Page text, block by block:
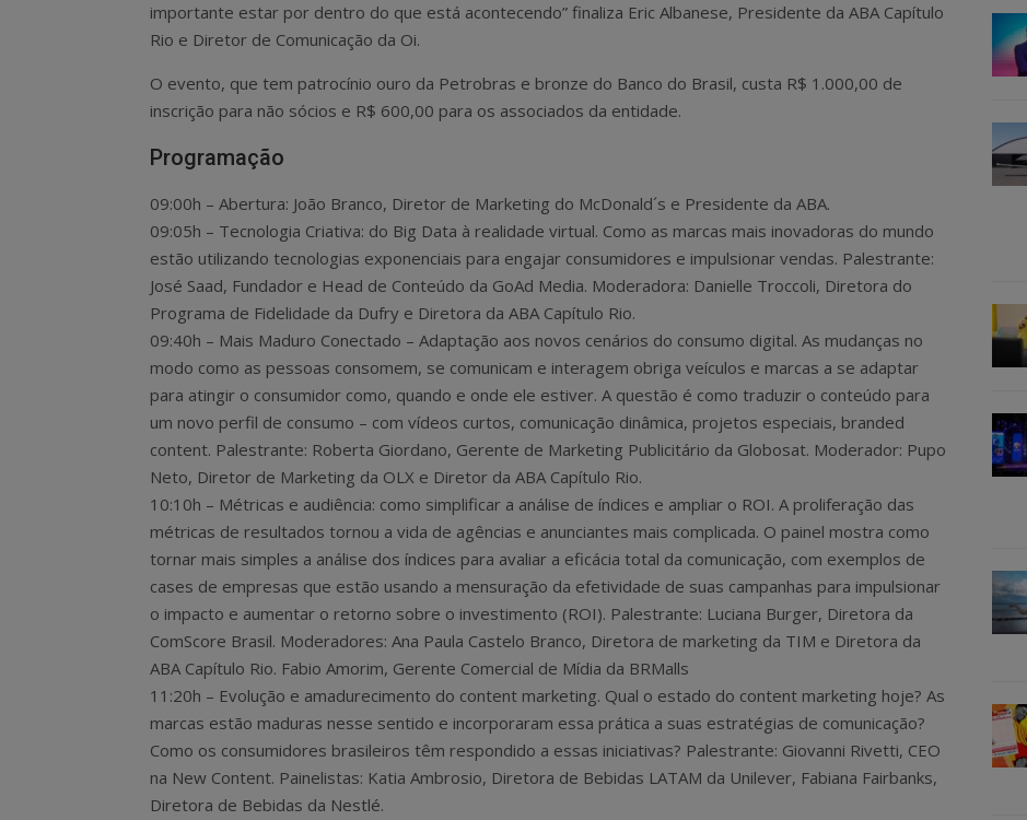
importante estar por dentro do que está acontecendo” finaliza Eric Albanese, Presidente da ABA Capítulo
Rio e Diretor de Comunicação da Oi.
O evento, que tem patrocínio ouro da Petrobras e bronze do Banco do Brasil, custa R$ 1.000,00 de
inscrição para não sócios e R$ 600,00 para os associados da entidade.
Programação
09:00h – Abertura: João Branco, Diretor de Marketing do McDonald´s e Presidente da ABA.
09:05h – Tecnologia Criativa: do Big Data à realidade virtual. Como as marcas mais inovadoras do mundo
estão utilizando tecnologias exponenciais para engajar consumidores e impulsionar vendas. Palestrante:
José Saad, Fundador e Head de Conteúdo da GoAd Media. Moderadora: Danielle Troccoli, Diretora do
Programa de Fidelidade da Dufry e Diretora da ABA Capítulo Rio.
09:40h – Mais Maduro Conectado – Adaptação aos novos cenários do consumo digital. As mudanças no
modo como as pessoas consomem, se comunicam e interagem obriga veículos e marcas a se adaptar
para atingir o consumidor como, quando e onde ele estiver. A questão é como traduzir o conteúdo para
um novo perfil de consumo – com vídeos curtos, comunicação dinâmica, projetos especiais, branded
content. Palestrante: Roberta Giordano, Gerente de Marketing Publicitário da Globosat. Moderador: Pupo
Neto, Diretor de Marketing da OLX e Diretor da ABA Capítulo Rio.
10:10h – Métricas e audiência: como simplificar a análise de índices e ampliar o ROI. A proliferação das
métricas de resultados tornou a vida de agências e anunciantes mais complicada. O painel mostra como
tornar mais simples a análise dos índices para avaliar a eficácia total da comunicação, com exemplos de
cases de empresas que estão usando a mensuração da efetividade de suas campanhas para impulsionar
o impacto e aumentar o retorno sobre o investimento (ROI). Palestrante: Luciana Burger, Diretora da
ComScore Brasil. Moderadores: Ana Paula Castelo Branco, Diretora de marketing da TIM e Diretora da
ABA Capítulo Rio. Fabio Amorim, Gerente Comercial de Mídia da BRMalls
11:20h – Evolução e amadurecimento do content marketing. Qual o estado do content marketing hoje? As
marcas estão maduras nesse sentido e incorporaram essa prática a suas estratégias de comunicação?
Como os consumidores brasileiros têm respondido a essas iniciativas? Palestrante: Giovanni Rivetti, CEO
na New Content. Painelistas: Katia Ambrosio, Diretora de Bebidas LATAM da Unilever, Fabiana Fairbanks,
Diretora de Bebidas da Nestlé.